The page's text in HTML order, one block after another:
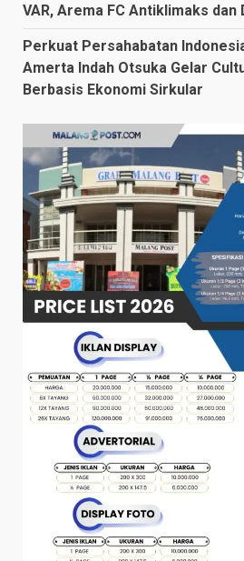
VAR, Arema FC Antiklimaks
Perkuat Persahabatan
Amerta Indah Otsuka Gelar
Berbasis Ekonomi Sirkular